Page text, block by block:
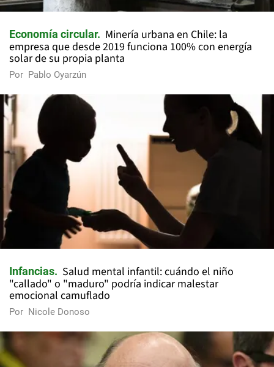
Economía circular
Minería urbana en Chile: la
empresa que desde 2019 funciona 100% con energía
solar de su propia planta
Por Pablo Oyarzún
Infancias
Salud mental infantil: cuándo el niño
"callado" o "maduro" podría indicar malestar
emocional camuflado
Por Nicole Donoso